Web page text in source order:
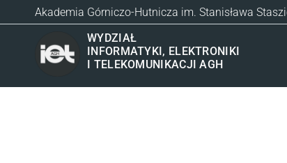
Akademia Górniczo-Hutnicza im. Stanisława
WYDZIAŁ
INFORMATYKI, ELEKTRONIKI
I TELEKOMUNIKACJI AGH